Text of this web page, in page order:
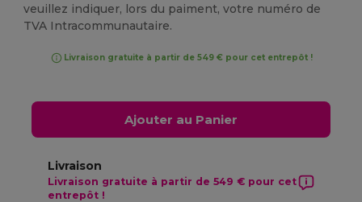
veuillez indiquer, lors du paiment, votre numéro de
TVA Intracommunautaire.
Livraison gratuite à partir de 549 € pour cet entrepôt !
Ajouter au Panier
Livraison
Livraison gratuite à partir de 549 € pour cet
entrepôt !